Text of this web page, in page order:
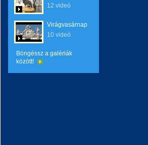
12 videó
Virágvasárnap
10 videó
Böngéssz a galériák
között!